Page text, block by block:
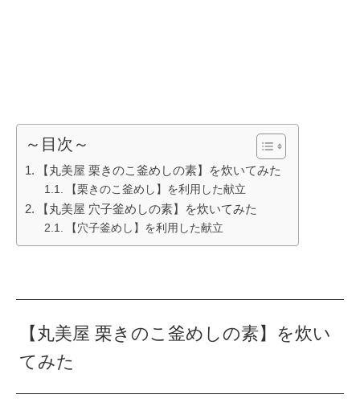
～目次～
【丸美屋 栗きのこ釜めしの素】を炊いてみた
【栗きのこ釜めし】を利用した献立
【丸美屋 穴子釜めしの素】を炊いてみた
【穴子釜めし】を利用した献立
【丸美屋 栗きのこ釜めしの素】を炊い
てみた